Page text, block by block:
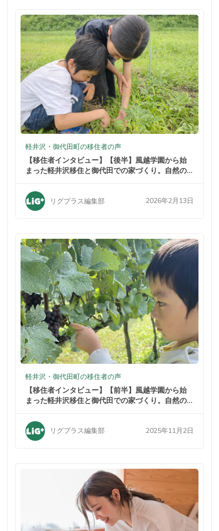
軽井沢・御代田町の移住者の声
【移住者インタビュー】【後半】風越学園から始
まった軽井沢移住と御代田での家づくり。自然の
リグプラス編集部 2026年2月13日
軽井沢・御代田町の移住者の声
【移住者インタビュー】【前半】風越学園から始
まった軽井沢移住と御代田での家づくり。自然の
リグプラス編集部 2025年11月2日